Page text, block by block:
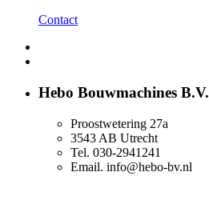
Contact
Hebo Bouwmachines B.V.
Proostwetering 27a
3543 AB Utrecht
Tel. 030-2941241
Email. info@hebo-bv.nl